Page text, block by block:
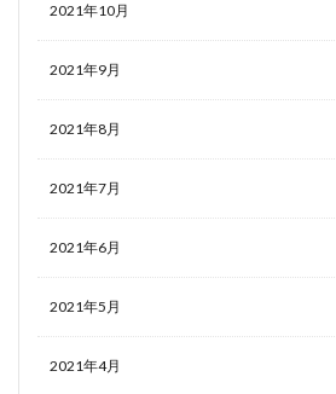
2021年10月
2021年9月
2021年8月
2021年7月
2021年6月
2021年5月
2021年4月